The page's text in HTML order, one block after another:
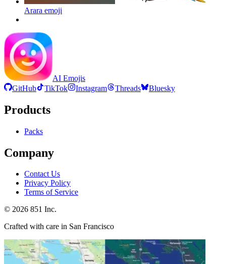
Arara emoji
AI Emojis
GitHub
TikTok Instagram Threads Bluesky
Products
Packs
Company
Contact Us
Privacy Policy
Terms of Service
© 2026 851 Inc.
Crafted with care in San Francisco